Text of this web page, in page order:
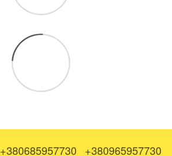
+380685957730 +380965957730